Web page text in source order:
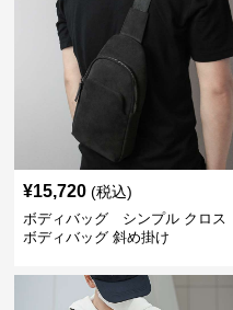
¥15,720 (税込)
ボディバッグ シンプル クロス
ボディバッグ 斜め掛け